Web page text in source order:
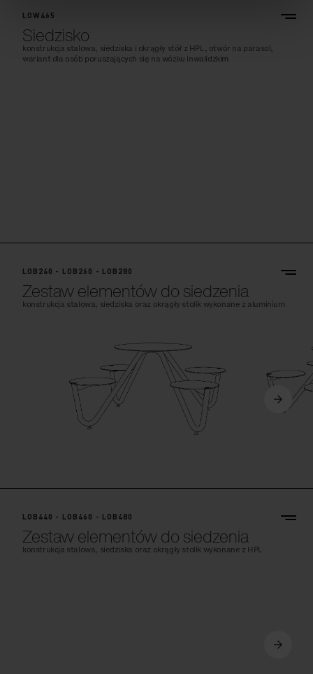
LOW465
Siedzisko
konstrukcja stalowa, siedziska i okrągły stół z HPL, otwór na parasol,
wariant dla osób poruszających się na wózku inwalidzkim
LOB240 - LOB260 - LOB280
Zestaw elementów do siedzenia
konstrukcja stalowa, siedziska oraz okrągły stolik wykonane z aluminium
LOB440 - LOB460 - LOB480
Zestaw elementów do siedzenia
konstrukcja stalowa, siedziska oraz okrągły stolik wykonane z HPL